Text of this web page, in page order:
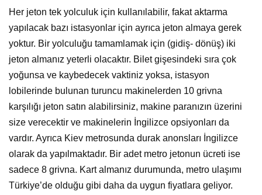
Her jeton tek yolculuk için kullanılabilir, fakat aktarma
yapılacak bazı istasyonlar için ayrıca jeton almaya gerek
yoktur. Bir yolculuğu tamamlamak için (gidiş- dönüş) iki
jeton almanız yeterli olacaktır. Bilet gişesindeki sıra çok
yoğunsa ve kaybedecek vaktiniz yoksa, istasyon
lobilerinde bulunan turuncu makinelerden 10 grivna
karşılığı jeton satın alabilirsiniz, makine paranızın üzerini
size verecektir ve makinelerin İngilizce opsiyonları da
vardır. Ayrıca Kiev metrosunda durak anonsları İngilizce
olarak da yapılmaktadır. Bir adet metro jetonun ücreti ise
sadece 8 grivna. Kart almanız durumunda, metro ulaşımı
Türkiye’de olduğu gibi daha da uygun fiyatlara geliyor.